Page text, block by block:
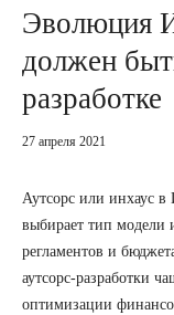
Эволюция
должен
разработке
27 апреля 2021
Аутсорс или инхаус в
выбирает тип модели
регламентов и
аутсорс-разработки
оптимизации